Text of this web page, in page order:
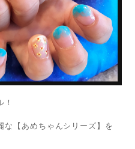
な【あめちゃんシリーズ】を